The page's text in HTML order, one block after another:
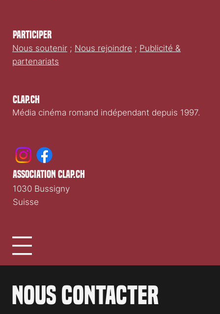
Clap.ch
Média cinéma romand indépendant depuis 1997.
Participer
Nous soutenir ; Nous rejoindre ; Publicité &
partenariats
Nous contacter
association clap.ch
1030 Bussigny
Suisse